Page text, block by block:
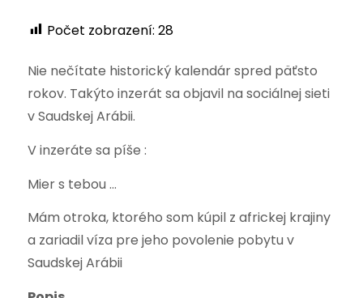
Počet zobrazení: 28
Nie nečítate historický kalendár spred päťsto
rokov. Takýto inzerát sa objavil na sociálnej sieti
v Saudskej Arábii.
V inzeráte sa píše :
Mier s tebou …
Mám otroka, ktorého som kúpil z africkej krajiny
a zariadil víza pre jeho povolenie pobytu v
Saudskej Arábii